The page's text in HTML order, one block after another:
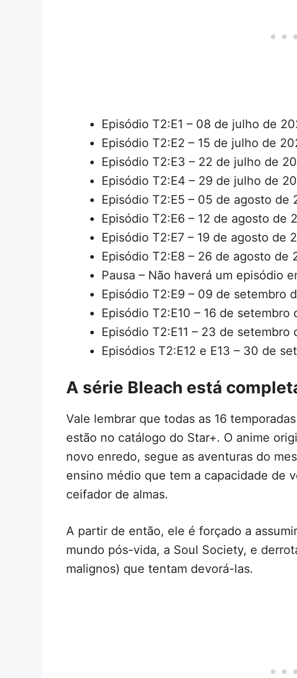
Episódio T2:E1 – 08 de julho de
Episódio T2:E2 – 15 de julho de
Episódio T2:E3 – 22 de julho de
Episódio T2:E4 – 29 de julho de
Episódio T2:E5 – 05 de agosto de
Episódio T2:E6 – 12 de agosto de
Episódio T2:E7 – 19 de agosto de
Episódio T2:E8 – 26 de agosto de
Pausa – Não haverá um episódio
Episódio T2:E9 – 09 de setembro
Episódio T2:E10 – 16 de setembro
Episódio T2:E11 – 23 de setembro
Episódios T2:E12 e E13 – 30 de
A série Bleach está
Vale lembrar que todas as 16
estão no catálogo do Star+. O anime
novo enredo, segue as aventuras do
ensino médio que tem a capacidade de
ceifador de almas.
A partir de então, ele é forçado a
mundo pós-vida, a Soul Society, e
malignos) que tentam devorá-las.